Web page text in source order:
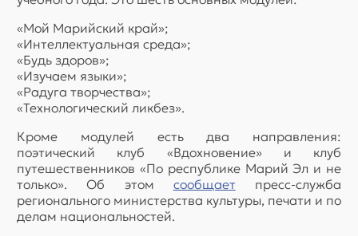
«Мой Марийский край»;
«Интеллектуальная среда»;
«Будь здоров»;
«Изучаем языки»;
«Радуга творчества»;
«Технологический ликбез».
Кроме модулей есть два направления:
поэтический клуб «Вдохновение» и клуб
путешественников «По республике Марий Эл и не
только». Об этом сообщает пресс-служба
регионального министерства культуры, печати и по
делам национальностей.